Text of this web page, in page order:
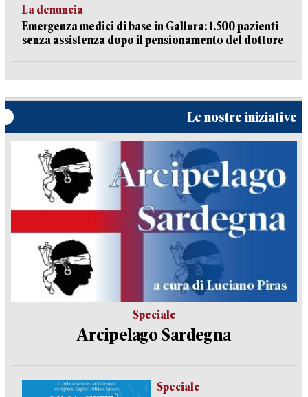
La denuncia
Emergenza medici di base in Gallura: 1.500 pazienti
senza assistenza dopo il pensionamento del dottore
Le nostre iniziative
Speciale
Arcipelago Sardegna
Speciale